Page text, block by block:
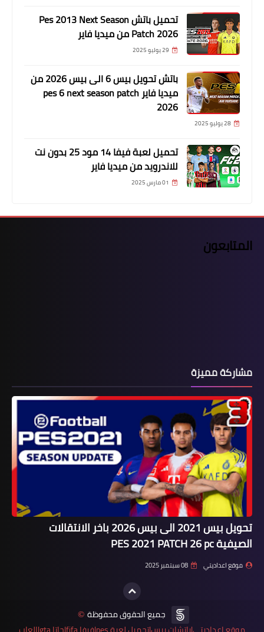
تحميل باتش Pes 2013 Next Season
Patch 2026 من ميديا فاير
29 يوليو 2025
باتش تحويل بيس 6 الى بيس 2026 من
ميديا فاير pes 6 next season patch
2026
28 يوليو 2025
تحميل لعبة فيفا 14 مود 25 بدون نت
للاندرويد من ميديا فاير
01 مارس 2025
المتابعون
مشاركة مميزة
تحويل بيس 2021 الى بيس 2026 باخر الانتقالات
الصيفية PES 2021 PATCH 26 pc
موقع اعداديتي 08 سبتمبر 2025
جميع الحقوق محفوظة ©